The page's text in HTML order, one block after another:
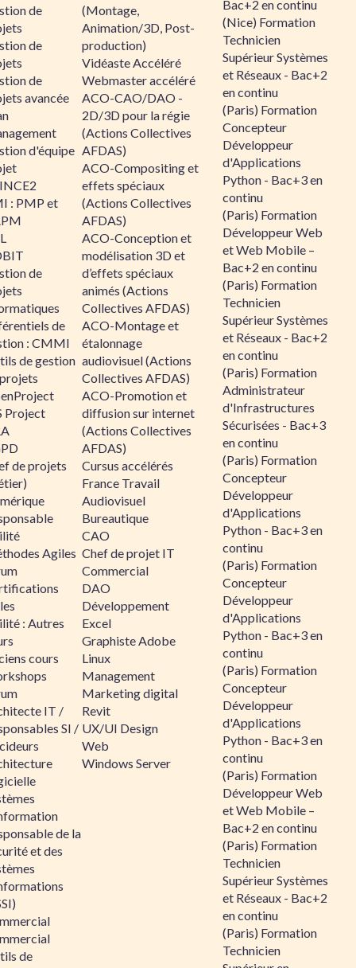
de
de
de
avancée
d'équipe
: PMP et
de
de
: CMMI
de gestion
Project
de projets
Agiles
: Autres
cours
IT /
SI /
de la
et des
de
(Montage,
Animation/3D, Post-
production)
Vidéaste Accéléré
Webmaster accéléré
ACO-CAO/DAO -
2D/3D pour la régie
(Actions Collectives
AFDAS)
ACO-Compositing et
effets spéciaux
(Actions Collectives
AFDAS)
ACO-Conception et
modélisation 3D et
d’effets spéciaux
animés (Actions
Collectives AFDAS)
ACO-Montage et
étalonnage
audiovisuel (Actions
Collectives AFDAS)
ACO-Promotion et
diffusion sur internet
(Actions Collectives
AFDAS)
Cursus accélérés
France Travail
Audiovisuel
Bureautique
CAO
Chef de projet IT
Commercial
DAO
Développement
Excel
Graphiste Adobe
Linux
Management
Marketing digital
Revit
UX/UI Design
Web
Windows Server
Bac+2 en continu
(Nice) Formation
Technicien
Supérieur Systèmes
et Réseaux - Bac+2
en continu
(Paris) Formation
Concepteur
Développeur
d'Applications
Python - Bac+3 en
continu
(Paris) Formation
Développeur Web
et Web Mobile –
Bac+2 en continu
(Paris) Formation
Technicien
Supérieur Systèmes
et Réseaux - Bac+2
en continu
(Paris) Formation
Administrateur
d'Infrastructures
Sécurisées - Bac+3
en continu
(Paris) Formation
Concepteur
Développeur
d'Applications
Python - Bac+3 en
continu
(Paris) Formation
Concepteur
Développeur
d'Applications
Python - Bac+3 en
continu
(Paris) Formation
Concepteur
Développeur
d'Applications
Python - Bac+3 en
continu
(Paris) Formation
Développeur Web
et Web Mobile –
Bac+2 en continu
(Paris) Formation
Technicien
Supérieur Systèmes
et Réseaux - Bac+2
en continu
(Paris) Formation
Technicien